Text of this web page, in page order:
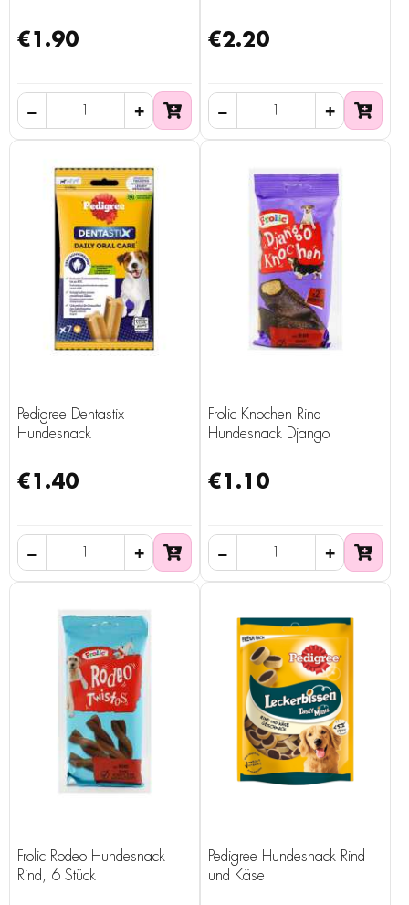
€1.90 €2.20
Pedigree Dentastix
Hundesnack
€1.40
Frolic Knochen Rind
Hundesnack Django
€1.10
Frolic Rodeo Hundesnack
Rind, 6 Stück
Pedigree Hundesnack Rind
und Käse